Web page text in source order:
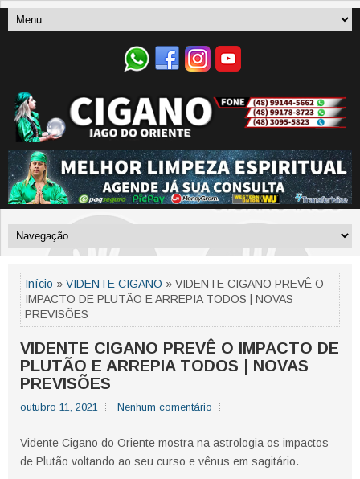
Início » VIDENTE CIGANO » VIDENTE CIGANO PREVÊ O
IMPACTO DE PLUTÃO E ARREPIA TODOS | NOVAS
PREVISÕES
VIDENTE CIGANO PREVÊ O IMPACTO DE
PLUTÃO E ARREPIA TODOS | NOVAS
PREVISÕES
outubro 11, 2021 Nenhum comentário
Vidente Cigano do Oriente mostra na astrologia os impactos
de Plutão voltando ao seu curso e vênus em sagitário.